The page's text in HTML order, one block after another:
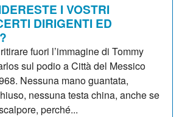
I VOSTRI
DIRIGENTI ED
fuori l’immagine di Tommy
sul podio a Città del Messico
Nessuna mano guantata,
nessuna testa china, anche se
perché...